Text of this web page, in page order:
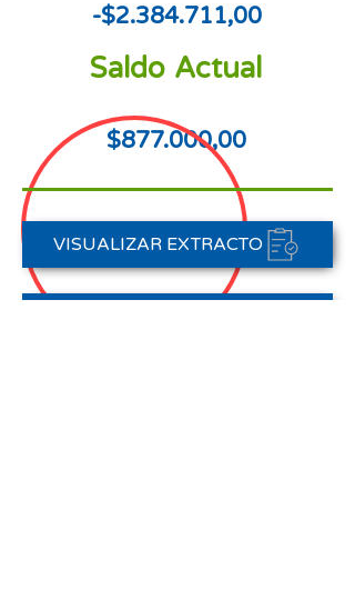
-$2.384.711,00
Saldo Actual
$877.000,00
VISUALIZAR EXTRACTO